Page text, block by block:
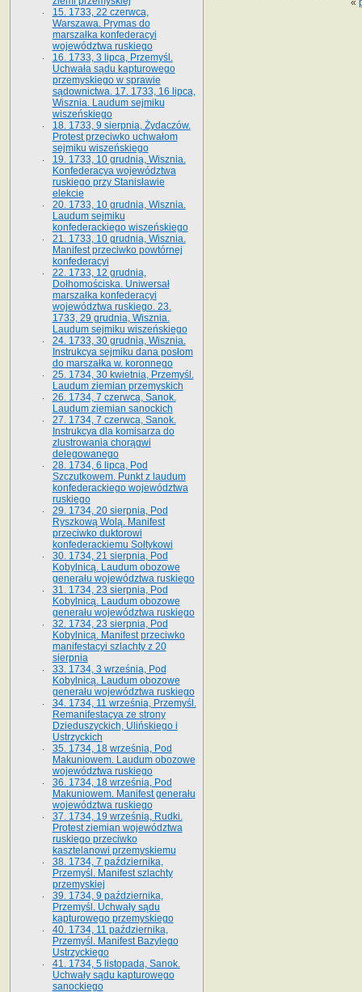
15. 1733, 22 czerwca,
Warszawa. Prymas do
marszałka konfederacyi
województwa ruskiego
16. 1733, 3 lipca, Przemyśl.
Uchwała sądu kapturowego
przemyskiego w sprawie
sądownictwa. 17. 1733, 16 lipca,
Wisznia. Laudum sejmiku
wiszeńskiego
18. 1733, 9 sierpnia, Żydaczów.
Protest przeciwko uchwałom
sejmiku wiszeńskiego
19. 1733, 10 grudnia, Wisznia.
Konfederacya województwa
ruskiego przy Stanisławie
elekcie
20. 1733, 10 grudnia, Wisznia.
Laudum sejmiku
konfederackiego wiszeńskiego
21. 1733, 10 grudnia, Wisznia.
Manifest przeciwko powtórnej
konfederacyi
22. 1733, 12 grudnia,
Dołhomościska. Uniwersał
marszałka konfederacyi
województwa ruskiego. 23.
1733, 29 grudnia, Wisznia.
Laudum sejmiku wiszeńskiego
24. 1733, 30 grudnia, Wisznia.
Instrukcya sejmiku dana posłom
do marszałka w. koronnego
25. 1734, 30 kwietnia, Przemyśl.
Laudum ziemian przemyskich
26. 1734, 7 czerwca, Sanok.
Laudum ziemian sanockich
27. 1734, 7 czerwca, Sanok.
Instrukcya dla komisarza do
zlustrowania chorągwi
delegowanego
28. 1734, 6 lipca, Pod
Szczutkowem. Punkt z laudum
konfederackiego województwa
ruskiego
29. 1734, 20 sierpnia, Pod
Ryszkową Wolą. Manifest
przeciwko duktorowi
konfederackiemu Sołtykowi
30. 1734, 21 sierpnia, Pod
Kobylnicą. Laudum obozowe
generału województwa ruskiego
31. 1734, 23 sierpnia, Pod
Kobylnicą. Laudum obozowe
generału województwa ruskiego
32. 1734, 23 sierpnia, Pod
Kobylnicą. Manifest przeciwko
manifestacyi szlachty z 20
sierpnia
33. 1734, 3 września, Pod
Kobylnicą. Laudum obozowe
generału województwa ruskiego
34. 1734, 11 września, Przemyśl.
Remanifestacya ze strony
Dzieduszyckich, Ulińskiego i
Ustrzyckich
35. 1734, 18 września, Pod
Makuniowem. Laudum obozowe
województwa ruskiego
36. 1734, 18 września, Pod
Makuniowem. Manifest generału
województwa ruskiego
37. 1734, 19 września, Rudki.
Protest ziemian województwa
ruskiego przeciwko
kasztelanowi przemyskiemu
38. 1734, 7 października,
Przemyśl. Manifest szlachty
przemyskiej
39. 1734, 9 października,
Przemyśl. Uchwały sądu
kapturowego przemyskiego
40. 1734, 11 października,
Przemyśl. Manifest Bazylego
Ustrzyckiego
41. 1734, 5 listopada, Sanok.
Uchwały sądu kapturowego
sanockiego